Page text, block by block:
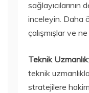
sağlayıcılarının
inceleyin. Daha
çalışmışlar ve
Teknik Uzmanlık
teknik
stratejilere